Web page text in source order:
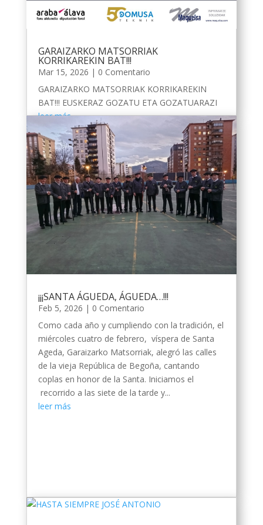
GARAIZARKO MATSORRIAK
KORRIKAREKIN BAT!!!
Mar 15, 2026 | 0 Comentario
GARAIZARKO MATSORRIAK KORRIKAREKIN
BAT!!! EUSKERAZ GOZATU ETA GOZATUARAZI
leer más
¡¡¡SANTA ÁGUEDA, ÁGUEDA…!!!
Feb 5, 2026 | 0 Comentario
Como cada año y cumpliendo con la tradición, el
miércoles cuatro de febrero, víspera de Santa
Ageda, Garaizarko Matsorriak, alegró las calles
de la vieja República de Begoña, cantando
coplas en honor de la Santa. Iniciamos el
recorrido a las siete de la tarde y...
leer más